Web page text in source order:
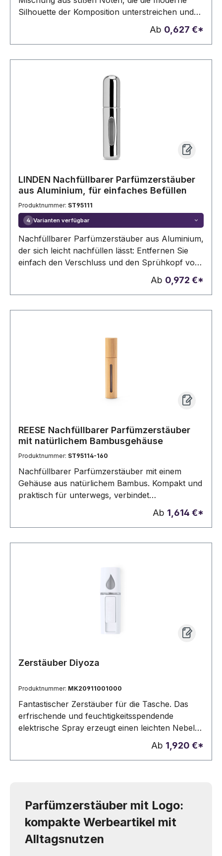
Silhouette der Komposition unterstreichen und
Nachfüllbarer 20-ml-Sprühflakon mit
transparentem Verschluss. Präsentiert in einer
hochwertigen Designbox.20 ml. Wiederaufladbar
Ab 0,627 €*
LINDEN Nachfüllbarer Parfümzerstäuber
aus Aluminium, für einfaches Befüllen
Produktnummer: ST95111
4 Varianten verfügbar
Nachfüllbarer Parfümzerstäuber aus Aluminium,
der sich leicht nachfüllen lässt: Entfernen Sie
einfach den Verschluss und den Sprühkopf von
der Parfümflasche, stecken Sie den Stiel in das
Ventil am Boden und pumpen Sie, um ihn zu
befüllen. Der Zerstäuber verfügt über ein
durchsichtiges Fenster, durch das Sie den
Geschenkbox geliefert. ø15 x 77 mm | Box: 20 x
Ab 0,972 €*
REESE Nachfüllbarer Parfümzerstäuber
mit natürlichem Bambusgehäuse
Produktnummer: ST95114-160
Nachfüllbarer Parfümzerstäuber mit einem
Gehäuse aus natürlichem Bambus. Kompakt und
praktisch für unterwegs, verbindet
Nachhaltigkeit mit Alltagstauglichkeit.
Fassungsvermögen 10 ml. Wird in einer
Geschenkbox geliefert. Da das Produkt aus
natürlichen Materialien hergestellt wird, können
von Produkt zu Produkt unterschiedlich sein.
ø20 x 95 mm | Box: 25 x 25 x 105 mm
Ab 1,614 €*
Zerstäuber Diyoza
Produktnummer: MK20911001000
Fantastischer Zerstäuber für die Tasche. Das
erfrischende und feuchtigkeitsspendende
elektrische Spray erzeugt einen leichten Nebel,
der durch Schieben der Schutzkappe auf die
Haut gesprüht wird. Nachfüllbarer 15-ml-
Behälter mit Schraubverschluss,
250-mAh-Akku, inkl. Kabel. Einzeln verpackt.Led
Lichter. 15 ml. Batterie 250 mAh
Ab 1,920 €*
Parfümzerstäuber mit Logo:
kompakte Werbeartikel mit
Alltagsnutzen